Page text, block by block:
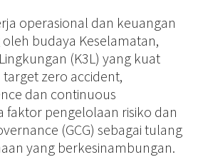
operasional dan keuangan
budaya Keselamatan,
(K3L) yang kuat
zero accident,
dan continuous
faktor pengelolaan risiko dan
(GCG) sebagai tulang
yang berkesinambungan.